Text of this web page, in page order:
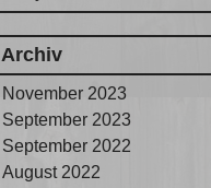
Archiv
November 2023
September 2023
September 2022
August 2022